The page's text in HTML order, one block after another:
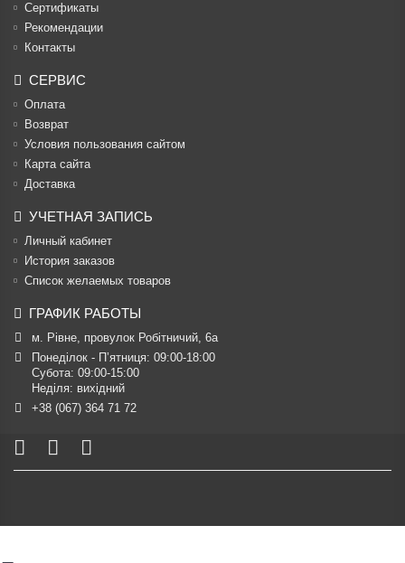
Cертификаты
Рекомендации
Контакты
СЕРВИС
Оплата
Возврат
Условия пользования сайтом
Карта сайта
Доставка
УЧЕТНАЯ ЗАПИСЬ
Личный кабинет
История заказов
Список желаемых товаров
ГРАФИК РАБОТЫ
м. Рівне, провулок Робітничий, 6а
Понеділок - П’ятниця: 09:00-18:00
Субота: 09:00-15:00
Неділя: вихідний
+38 (067) 364 71 72